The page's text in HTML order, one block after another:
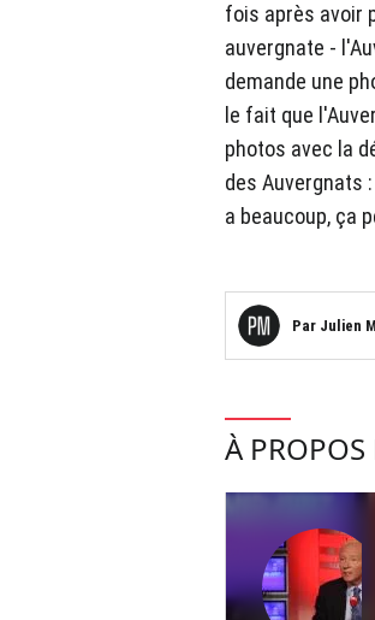
fois après avoir
auvergnate -
demande une
le fait que
photos avec la
des Auvergnats
a beaucoup, ça
Par Julien
À PROPOS